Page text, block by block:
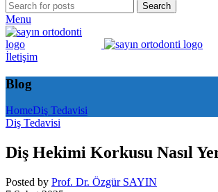
Search
Menu
İletişim
Blog
HomeDiş Tedavisi
Diş Tedavisi
Diş Hekimi Korkusu Nasıl
Posted by Prof. Dr. Özgür SAYIN